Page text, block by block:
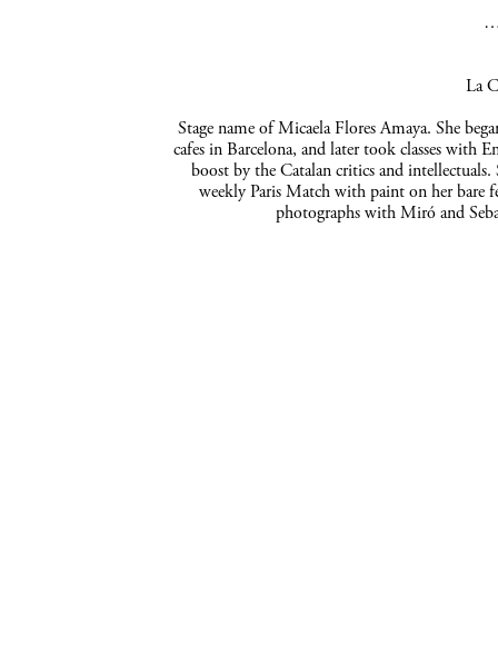
La
Stage name of Micaela Flores Amaya. She
cafes in Barcelona, and later took classes with
boost by the Catalan critics and
weekly Paris Match with paint on her bare
photographs with Miró and